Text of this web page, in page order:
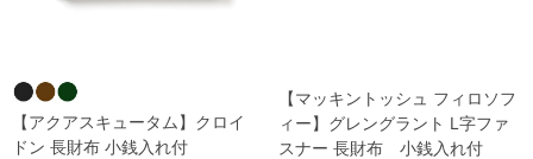
【アクアスキュータム】クロイ
ドン 長財布 小銭入れ付
【マッキントッシュ フィロソフ
ィー】グレングラント L字ファ
スナー 長財布 小銭入れ付